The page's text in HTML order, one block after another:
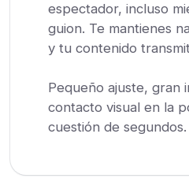
espectador, incluso
guion. Te mantienes
y tu contenido
Pequeño ajuste, gran
contacto visual en la
cuestión de segundos.